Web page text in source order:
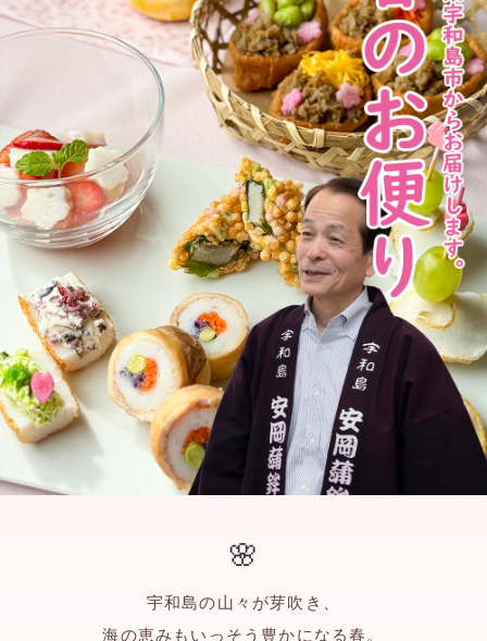
宇和島の山々が芽吹き、
海の恵みもいっそう豊かになる春。